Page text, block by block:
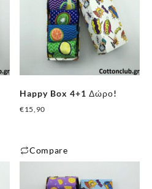
Happy Box 4+1 Δώρο!
€15,90
Compare